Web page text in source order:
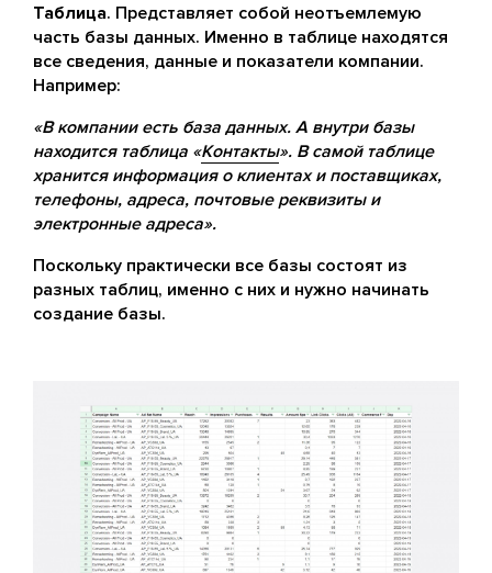
Таблица. Представляет собой неотъемлемую
часть базы данных. Именно в таблице находятся
все сведения, данные и показатели компании.
Например:
«В компании есть база данных. А внутри базы
находится таблица «Контакты». В самой таблице
хранится информация о клиентах и поставщиках,
телефоны, адреса, почтовые реквизиты и
электронные адреса».
Поскольку практически все базы состоят из
разных таблиц, именно с них и нужно начинать
создание базы.